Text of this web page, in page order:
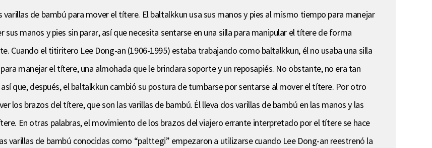
varillas de bambú para mover el títere. El baltalkkun usa sus manos y pies al mismo tiempo para manejar
manos y pies sin parar, así que necesita sentarse en una silla para manipular el títere de forma
Cuando el titiritero Lee Dong-an (1906-1995) estaba trabajando como baltalkkun, él no usaba una silla
manejar el títere, una almohada que le brindara soporte y un reposapiés. No obstante, no era tan
que, después, el baltalkkun cambió su postura de tumbarse por sentarse al mover el títere. Por otro
los brazos del títere, que son las varillas de bambú. Él lleva dos varillas de bambú en las manos y las
En otras palabras, el movimiento de los brazos del viajero errante interpretado por el títere se hace
varillas de bambú conocidas como “palttegi” empezaron a utilizarse cuando Lee Dong-an reestrenó la